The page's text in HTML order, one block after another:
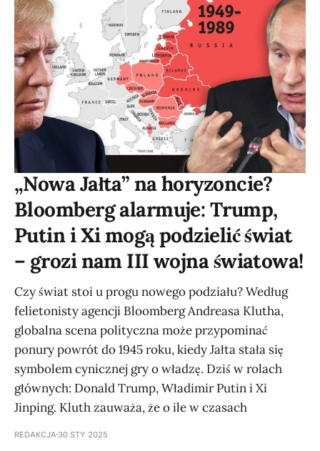
„Nowa Jałta” na horyzoncie?
Bloomberg alarmuje: Trump,
Putin i Xi mogą podzielić świat
– grozi nam III wojna światowa!
Czy świat stoi u progu nowego podziału? Według
felietonisty agencji Bloomberg Andreasa Klutha,
globalna scena polityczna może przypominać
ponury powrót do 1945 roku, kiedy Jałta stała się
symbolem cynicznej gry o władzę. Dziś w rolach
głównych: Donald Trump, Władimir Putin i Xi
Jinping. Kluth zauważa, że o ile w czasach
REDAKCJA 30 STY 2025